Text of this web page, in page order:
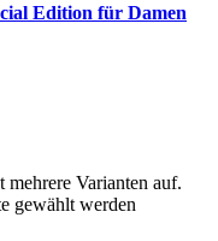
Edition für Damen
mehrere Varianten auf.
gewählt werden